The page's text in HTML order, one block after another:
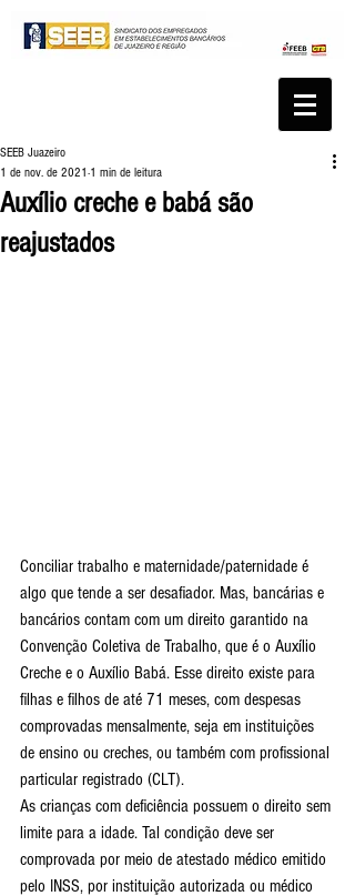
Auxílio creche e babá são
reajustados
SEEB Juazeiro
1 de nov. de 2021 1 min de leitura
Conciliar trabalho e maternidade/paternidade é
algo que tende a ser desafiador. Mas, bancárias e
bancários contam com um direito garantido na
Convenção Coletiva de Trabalho, que é o Auxílio
Creche e o Auxílio Babá. Esse direito existe para
filhas e filhos de até 71 meses, com despesas
comprovadas mensalmente, seja em instituições
de ensino ou creches, ou também com profissional
particular registrado (CLT).
As crianças com deficiência possuem o direito sem
limite para a idade. Tal condição deve ser
comprovada por meio de atestado médico emitido
pelo INSS, por instituição autorizada ou médico